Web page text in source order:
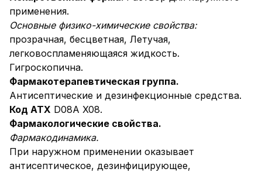
применения.
Основные физико-химические свойства:
прозрачная, бесцветная, Летучая,
легковоспламеняющаяся жидкость.
Гигроскопична.
Фармакотерапевтическая группа.
Антисептические и дезинфекционные средства.
Код АТХ D08A X08.
Фармакологические свойства.
Фармакодинамика.
При наружном применении оказывает
антисептическое, дезинфицирующее,